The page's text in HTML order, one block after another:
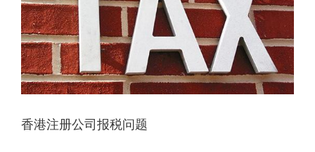
香港注册公司报税问题